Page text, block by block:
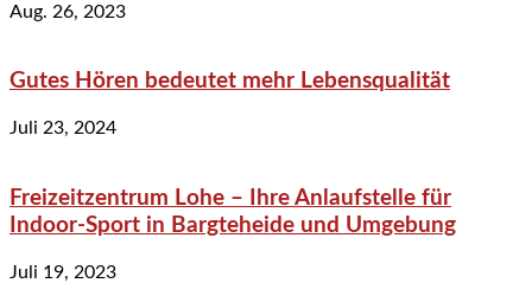
Aug. 26, 2023
Gutes Hören bedeutet mehr Lebensqualität
Juli 23, 2024
Freizeitzentrum Lohe – Ihre Anlaufstelle für
Indoor-Sport in Bargteheide und Umgebung
Juli 19, 2023